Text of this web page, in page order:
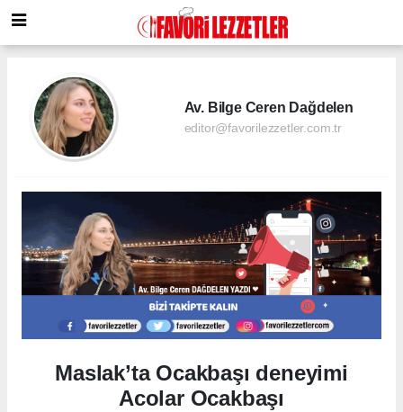
Av. Bilge Ceren Dağdelen
editor@favorilezzetler.com.tr
Maslak’ta Ocakbaşı deneyimi
Acolar Ocakbaşı